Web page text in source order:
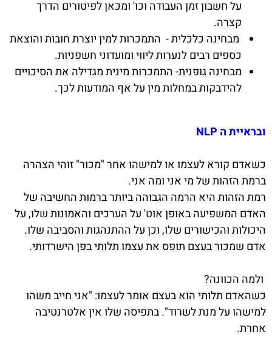
על חשבון זמן העבודה וכו' ומכאן לפיטורים הדרך
קצרה.
מבחינה כלכלית - התמכרות למין יוצרת חובות והוצאת
כספים רבים לנערות ליווי ומועדוני חשפניות.
מבחינה גופנית- התמכרות מינית מגדילה את הסיכויים
להידבקות במחלות מין על אף המודעות לכך.
ובראיית ה NLP
כשאדם קורא לעצמו או למישהו אחר "מכור" זוהי הצהרה
ברמת הזהות של מי אני ומה אני.
רמת הזהות היא הרמה הגבוהה ביותר ברמות החשיבה של
האדם המשפיעה באופן אוט' על הערכים והאמונות שלו, על
היכולות והכישורים שלו, וכן על ההתנהגות והסביבה שלו.
אדם שמכור בעצם תופס את עצמו תלותי בפן הישרדותי.
ולמה הכוונה?
כשהאדם תלותי הוא בעצם אומר לעצמו: "אני חייב משהו
למישהו על מנת לשרוד". בתפיסה שלו אין אלטרנטיבה
אחרת.